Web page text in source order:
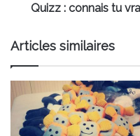
Quizz : connais tu
Articles similaires